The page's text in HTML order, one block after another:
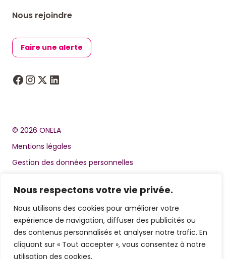
Nous respectons votre vie privée.
Nous utilisons des cookies pour améliorer votre
expérience de navigation, diffuser des publicités ou
des contenus personnalisés et analyser notre trafic. En
cliquant sur « Tout accepter », vous consentez à notre
utilisation des cookies.
Nous rejoindre
Faire une alerte
© 2026 ONELA
Mentions légales
Gestion des données personnelles
Sitemap